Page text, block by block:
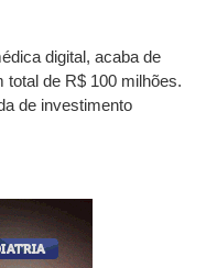
digital, acaba de
total de R$ 100 milhões.
de investimento